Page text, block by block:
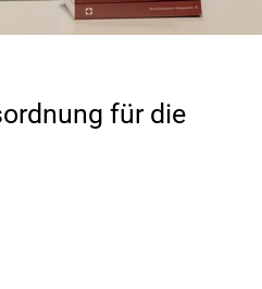
für die